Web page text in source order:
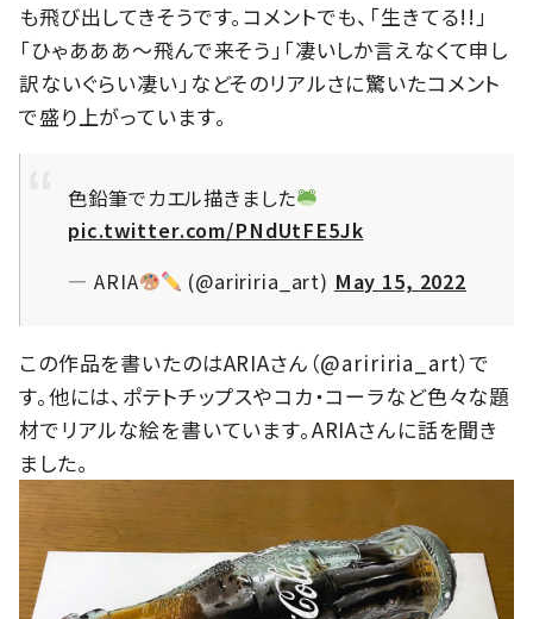
も飛び出してきそうです。コメントでも、「生きてる!!」
「ひゃあああ～飛んで来そう」「凄いしか言えなくて申し
訳ないぐらい凄い」などそのリアルさに驚いたコメント
で盛り上がっています。
色鉛筆でカエル描きました
pic.twitter.com/PNdUtFE5Jk
— ARIA
(@aririria_art) May 15, 2022
この作品を書いたのはARIAさん（@aririria_art）で
す。他には、ポテトチップスやコカ・コーラなど色々な題
材でリアルな絵を書いています。ARIAさんに話を聞き
ました。